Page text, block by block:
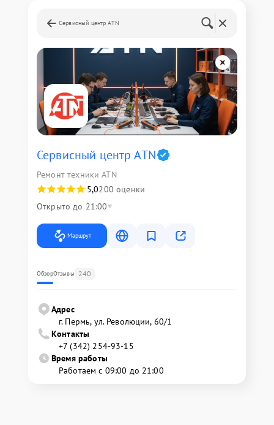
Сервисный центр ATN
Сервисный центр ATN
Ремонт техники ATN
5,0200 оценки
Открыто до 21:00
Маршрут
ОбзорОтзывы 240
Адрес
г. Пермь, ул. ​Революции, 60/1
Контакты
+7 (342) 254-93-15
Время работы
Работаем с 09:00 до 21:00